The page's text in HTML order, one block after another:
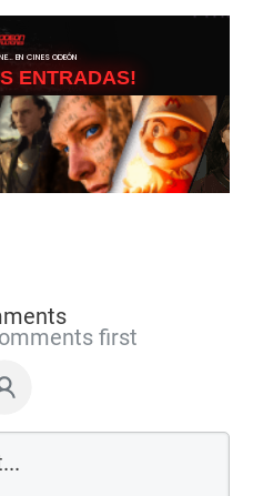
EN CINES ODEÓN
ENTRADAS!
first